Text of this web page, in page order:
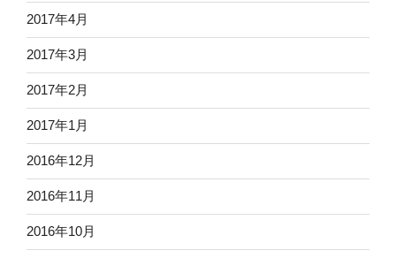
2017年4月
2017年3月
2017年2月
2017年1月
2016年12月
2016年11月
2016年10月